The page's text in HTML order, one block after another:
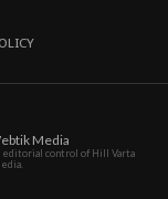
Media
control of Hill Varta